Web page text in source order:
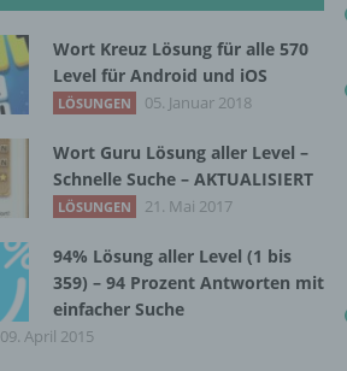
Wort Kreuz Lösung für alle 570
Level für Android und iOS
LÖSUNGEN 05. Januar 2018
Wort Guru Lösung aller Level –
Schnelle Suche – AKTUALISIERT
LÖSUNGEN 21. Mai 2017
94% Lösung aller Level (1 bis
359) – 94 Prozent Antworten mit
einfacher Suche
09. April 2015